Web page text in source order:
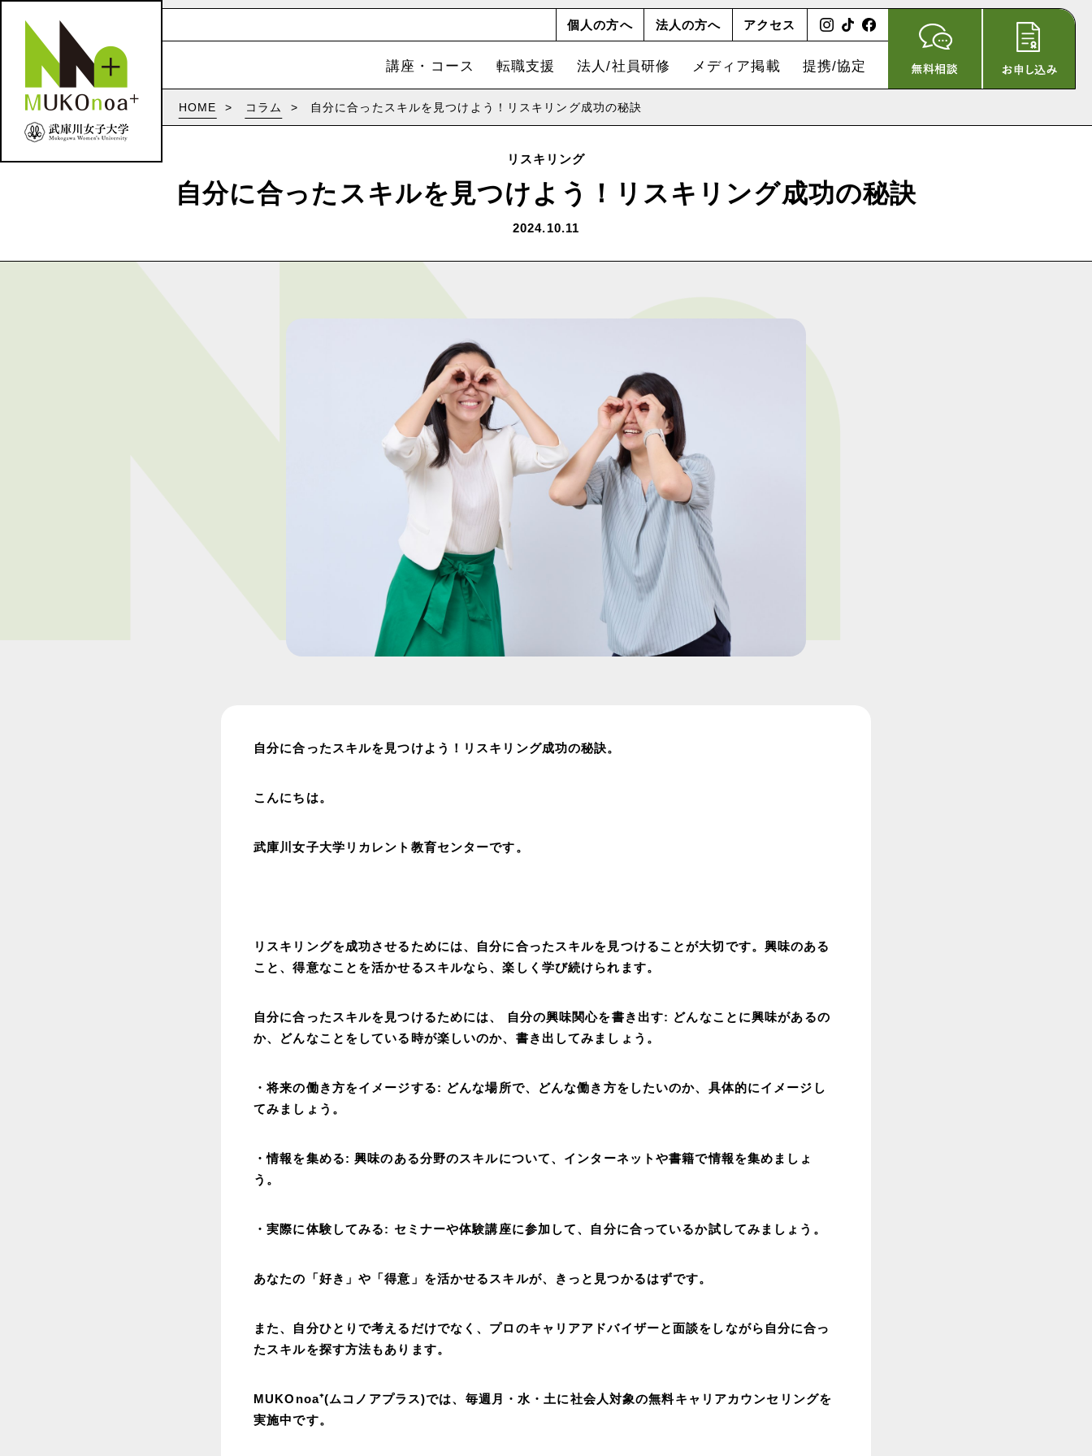
個人の方へ 法人の方へ アクセス
講座・コース 転職支援 法人/社員研修 メディア掲載 提携/協定
HOME コラム 自分に合ったスキルを見つけよう！リスキリング成功の秘訣
リスキリング
自分に合ったスキルを見つけよう！リスキリング成功の秘訣
2024.10.11
自分に合ったスキルを見つけよう！リスキリング成功の秘訣。
こんにちは。
武庫川女子大学リカレント教育センターです。
リスキリングを成功させるためには、自分に合ったスキルを見つけることが大切です。興味のある
こと、得意なことを活かせるスキルなら、楽しく学び続けられます。
自分に合ったスキルを見つけるためには、 自分の興味関心を書き出す: どんなことに興味があるの
か、どんなことをしている時が楽しいのか、書き出してみましょう。
・将来の働き方をイメージする: どんな場所で、どんな働き方をしたいのか、具体的にイメージし
てみましょう。
・情報を集める: 興味のある分野のスキルについて、インターネットや書籍で情報を集めましょ
う。
・実際に体験してみる: セミナーや体験講座に参加して、自分に合っているか試してみましょう。
あなたの「好き」や「得意」を活かせるスキルが、きっと見つかるはずです。
また、自分ひとりで考えるだけでなく、プロのキャリアアドバイザーと面談をしながら自分に合っ
たスキルを探す方法もあります。
MUKOnoa⁺(ムコノアプラス)では、毎週月・水・土に社会人対象の無料キャリアカウンセリングを
実施中です。